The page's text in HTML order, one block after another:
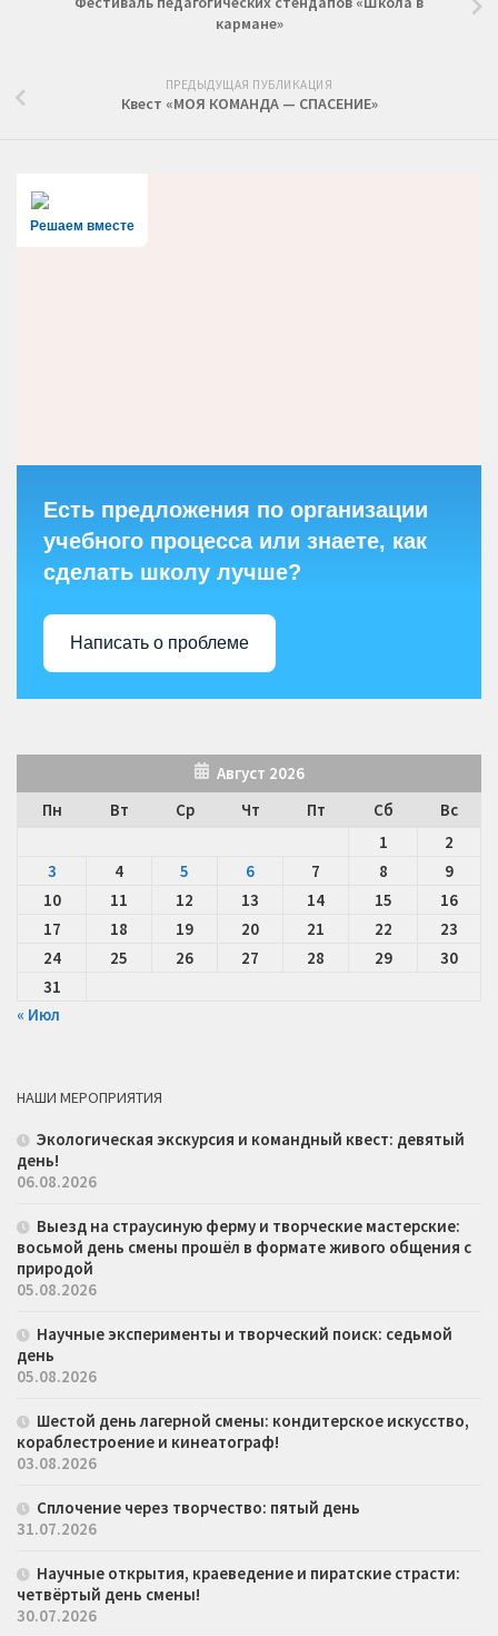
кармане»
ПРЕДЫДУЩАЯ ПУБЛИКАЦИЯ
Квест «МОЯ КОМАНДА — СПАСЕНИЕ»
Решаем вместе
Есть предложения по организации
учебного процесса или знаете, как
сделать школу лучше?
Написать о проблеме
Август 2026
Пн
Вт Ср Чт Пт Сб
Вс
1
2
3
4 5 6 7 8
9
10
11 12 13 14 15
16
17
18 19 20 21 22
23
24
25 26 27 28 29
30
31
« Июл
НАШИ МЕРОПРИЯТИЯ
Экологическая экскурсия и командный квест: девятый
день!
06.08.2026
Выезд на страусиную ферму и творческие мастерские:
восьмой день смены прошёл в формате живого общения с
природой
05.08.2026
Научные эксперименты и творческий поиск: седьмой
день
05.08.2026
Шестой день лагерной смены: кондитерское искусство,
кораблестроение и кинеатограф!
03.08.2026
Сплочение через творчество: пятый день
31.07.2026
Научные открытия, краеведение и пиратские страсти:
четвёртый день смены!
30.07.2026